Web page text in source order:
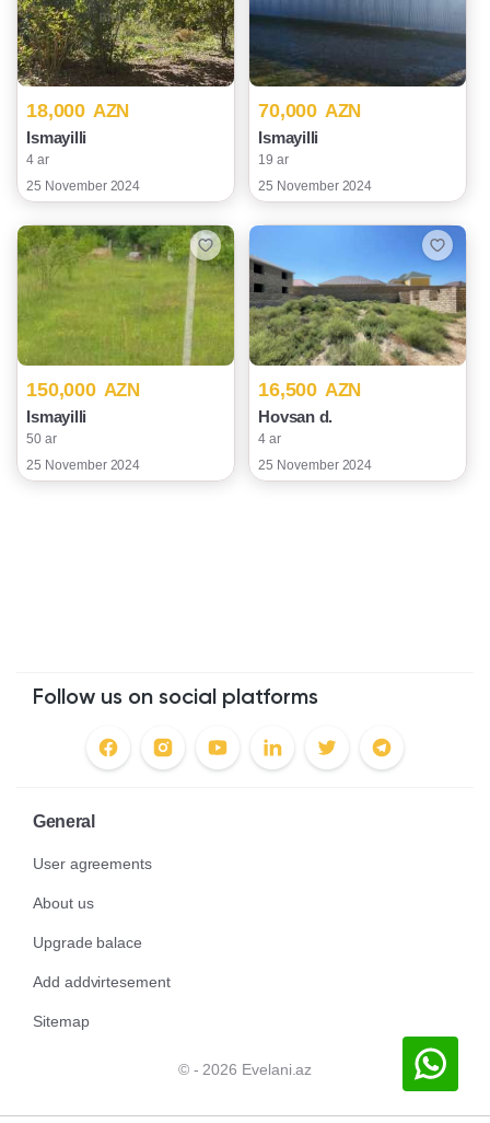
18,000 AZN
Ismayilli
4 ar
25 November 2024
70,000 AZN
Ismayilli
19 ar
25 November 2024
150,000 AZN
Ismayilli
50 ar
25 November 2024
16,500 AZN
Hovsan d.
4 ar
25 November 2024
Follow us on social platforms
General
User agreements
About us
Upgrade balace
Add addvirtesement
Sitemap
© - 2026 Evelani.az